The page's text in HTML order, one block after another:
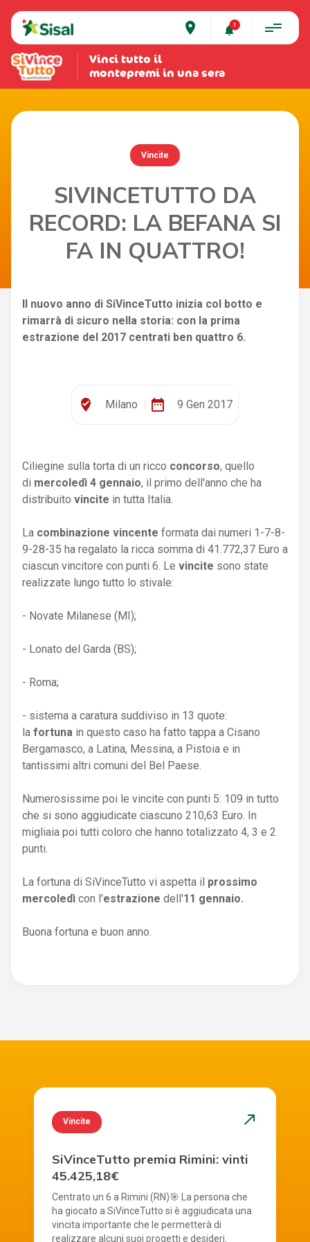
place
Vinci tutto il
montepremi in una sera
Vincite
SIVINCETUTTO DA
RECORD: LA BEFANA SI
FA IN QUATTRO!
Il nuovo anno di SiVinceTutto inizia col botto e
rimarrà di sicuro nella storia: con la prima
estrazione del 2017 centrati ben quattro 6.
where_to_vote Milano date_range 9 Gen 2017
Ciliegine sulla torta di un ricco concorso, quello
di mercoledì 4 gennaio, il primo dell'anno che ha
distribuito vincite in tutta Italia.
La combinazione vincente formata dai numeri 1-7-8-
9-28-35 ha regalato la ricca somma di 41.772,37 Euro a
ciascun vincitore con punti 6. Le vincite sono state
realizzate lungo tutto lo stivale:
- Novate Milanese (MI);
- Lonato del Garda (BS);
- Roma;
- sistema a caratura suddiviso in 13 quote:
la fortuna in questo caso ha fatto tappa a Cisano
Bergamasco, a Latina, Messina, a Pistoia e in
tantissimi altri comuni del Bel Paese.
Numerosissime poi le vincite con punti 5: 109 in tutto
che si sono aggiudicate ciascuno 210,63 Euro. In
migliaia poi tutti coloro che hanno totalizzato 4, 3 e 2
punti.
La fortuna di SiVinceTutto vi aspetta il prossimo
mercoledì con l'estrazione dell'11 gennaio.
Buona fortuna e buon anno.
Vincite north_east
SiVinceTutto premia Rimini: vinti
45.425,18€
Centrato un 6 a Rimini (RN)🎯 La persona che
ha giocato a SiVinceTutto si è aggiudicata una
vincita importante che le permetterà di
realizzare alcuni suoi progetti e desideri.